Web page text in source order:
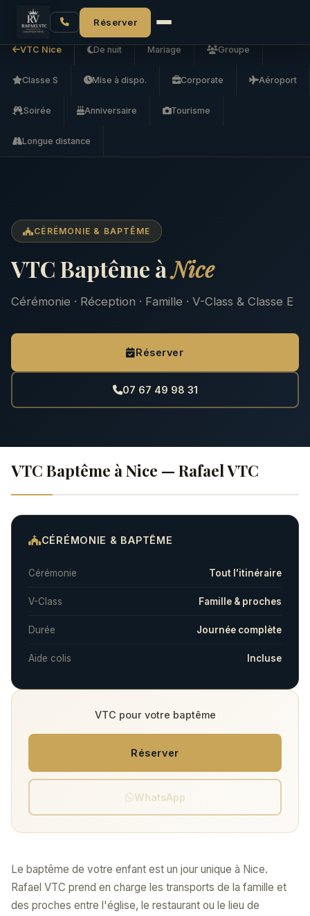
Réserver
Accueil VTC Nice VTC Baptême
VTC Nice De nuit Mariage Groupe
Classe S Mise à dispo. Corporate Aéroport
Soirée Anniversaire Tourisme
Longue distance
CÉRÉMONIE & BAPTÊME
VTC Baptême àNice
Cérémonie · Réception · Famille · V-Class & Classe E
Réserver
07 67 49 98 31
VTC Baptême à Nice — Rafael VTC
Le baptême de votre enfant est un jour unique à Nice.
Rafael VTC prend en charge les transports de la famille et
des proches entre l'église, le restaurant ou le lieu de
CÉRÉMONIE & BAPTÊME
Cérémonie Tout l'itinéraire
V-Class Famille & proches
Durée Journée complète
Aide colis Incluse
VTC pour votre baptême
Réserver
WhatsApp